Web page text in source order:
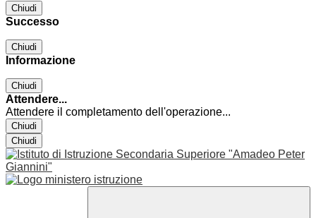
Chiudi
Successo
Chiudi
Informazione
Chiudi
Attendere...
Attendere il completamento dell'operazione...
Chiudi
Chiudi